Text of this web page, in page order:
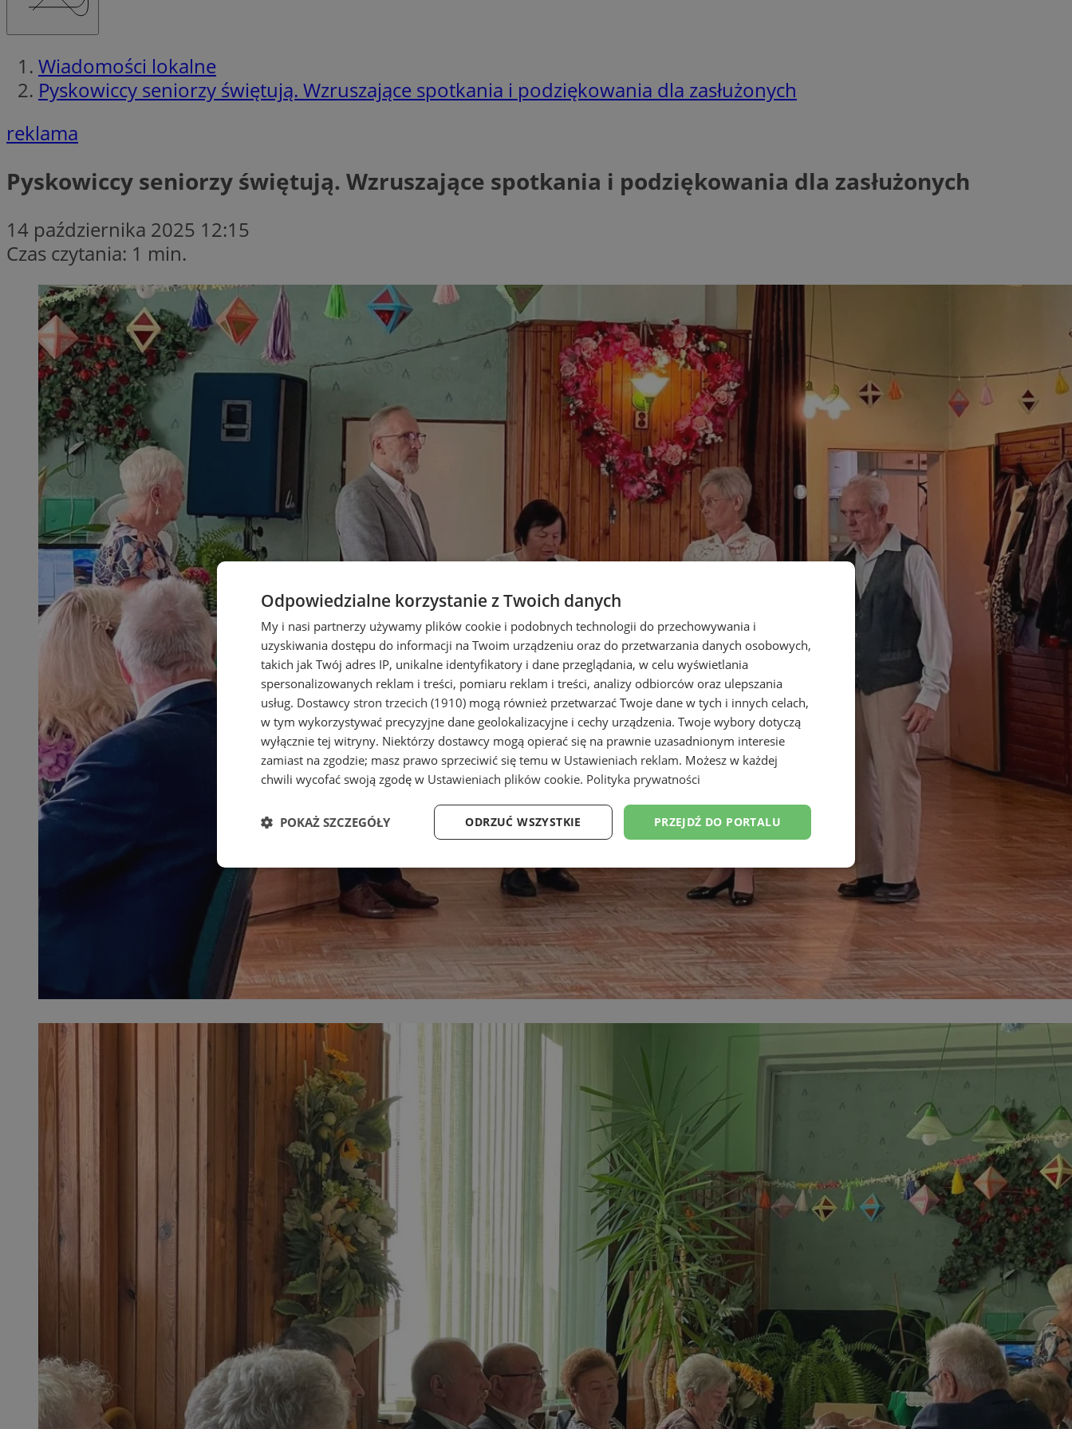
Wiadomości lokalne
Pyskowiccy seniorzy świętują. Wzruszające spotkania i podziękowania dla zasłużonych
reklama
Pyskowiccy seniorzy świętują. Wzruszające spotkania i podziękowania dla zasłużonych
14 października 2025 12:15
Czas czytania: 1 min.
Odpowiedzialne korzystanie z Twoich danych
My i nasi partnerzy używamy plików cookie i podobnych technologii do przechowywania i
uzyskiwania dostępu do informacji na Twoim urządzeniu oraz do przetwarzania danych osobowych,
takich jak Twój adres IP, unikalne identyfikatory i dane przeglądania, w celu wyświetlania
spersonalizowanych reklam i treści, pomiaru reklam i treści, analizy odbiorców oraz ulepszania
usług. Dostawcy stron trzecich (1910) mogą również przetwarzać Twoje dane w tych i innych celach,
w tym wykorzystywać precyzyjne dane geolokalizacyjne i cechy urządzenia. Twoje wybory dotyczą
wyłącznie tej witryny. Niektórzy dostawcy mogą opierać się na prawnie uzasadnionym interesie
zamiast na zgodzie; masz prawo sprzeciwić się temu w Ustawieniach reklam. Możesz w każdej
chwili wycofać swoją zgodę w Ustawieniach plików cookie. Polityka prywatności
PRZEJDŹ DO PORTALU
ODRZUĆ WSZYSTKIE
POKAŻ SZCZEGÓŁY
Niezbędne Wydajność Targetowanie Funkcjonalność Niesklasyfikowane
Niezbędne Targetowanie Funkcjonalność Niesklasyfikowane
zarządzanie kontem. Bez niezbędnych plików cookie nie można prawidłowo korzystać ze strony internetowej.
SessID
Ten plik cookie przechowuje identyfikator sesji.
QeSessID
Ten plik cookie przechowuje identyfikator sesji.
MvSessID
Ten plik cookie przechowuje identyfikator sesji.
VISITOR_PRIVACY_METADATA
Ten plik cookie jest używany do przechowywania
zgody użytkownika i wyboru prywatności dla ich
interakcji z witryną. Rejestruje dane dotyczące zgody
odwiedzającego na różne polityki i ustawienia
prywatności, zapewniając, że ich preferencje zostaną
uhonorowane w przyszłych sesjach.
CookieScriptConsent
Ten plik cookie jest używany przez usługę Cookie-
Script.com do zapamiętywania preferencji
dotyczących zgody użytkownika na pliki cookie. Jest
to konieczne, aby baner cookie Cookie-Script.com
działał poprawnie.
__cf_bm
Ten plik cookie służy do rozróżniania ludzi i botów.
Jest to korzystne dla strony internetowej, ponieważ
umożliwia tworzenie ważnych raportów na temat
korzystania z jej witryny internetowej.
Cloudflare Inc.
.x.com
29 minut 59
sekund
Ten plik cookie służy do rozróżniania ludzi i botów.
Jest to korzystne dla strony internetowej, ponieważ
umożliwia tworzenie ważnych raportów na temat
korzystania z jej witryny internetowej.
Google Privacy Policy